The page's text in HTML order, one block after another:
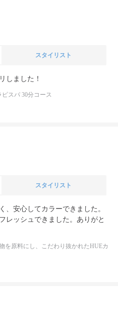
スタイリスト
しました！
スパ 30分コース
スタイリスト
、安心してカラーできました。
レッシュできました。ありがと
を原料にし、こだわり抜かれたHUEカ